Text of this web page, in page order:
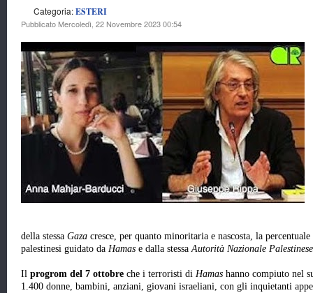
Categoria:ESTERI
Pubblicato Mercoledì, 22 Novembre 2023 00:54
della stessa Gaza cresce, per quanto minoritaria e nascosta, la
palestinesi guidato da Hamas e dalla stessaAutorità Nazionale Palestinese
Il progrom del 7 ottobre che i terroristi di Hamas hanno compiuto nel
1.400 donne, bambini, anziani, giovani israeliani, con gli inquietanti